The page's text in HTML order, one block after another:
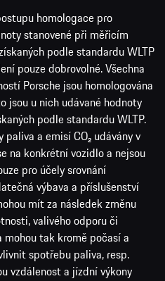
homologace pro
stanovené při měřicím
podle standardu WLTP
pouze dobrovolné. Všechna
Porsche jsou homologována
jsou u nich udávané hodnoty
podle standardu WLTP.
a emisí CO₂ udávány v
na konkrétní vozidlo a nejsou
pro účely srovnání
výbava a příslušenství
mít za následek změnu
valivého odporu či
tak kromě počasí a
spotřebu paliva, resp.
vzdálenost a jízdní výkony